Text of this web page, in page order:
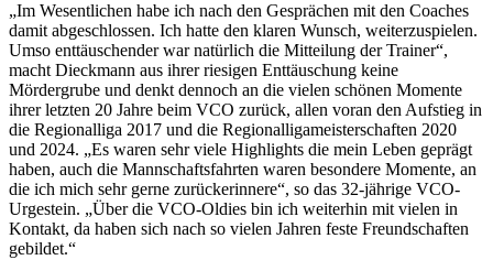
„Im Wesentlichen habe ich nach den Gesprächen mit den Coaches
damit abgeschlossen. Ich hatte den klaren Wunsch, weiterzuspielen.
Umso enttäuschender war natürlich die Mitteilung der Trainer“,
macht Dieckmann aus ihrer riesigen Enttäuschung keine
Mördergrube und denkt dennoch an die vielen schönen Momente
ihrer letzten 20 Jahre beim VCO zurück, allen voran den Aufstieg in
die Regionalliga 2017 und die Regionalligameisterschaften 2020
und 2024. „Es waren sehr viele Highlights die mein Leben geprägt
haben, auch die Mannschaftsfahrten waren besondere Momente, an
die ich mich sehr gerne zurückerinnere“, so das 32-jährige VCO-
Urgestein. „Über die VCO-Oldies bin ich weiterhin mit vielen in
Kontakt, da haben sich nach so vielen Jahren feste Freundschaften
gebildet.“